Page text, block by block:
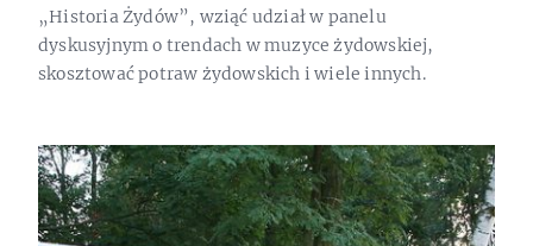
„Historia Żydów”, wziąć udział w panelu
dyskusyjnym o trendach w muzyce żydowskiej,
skosztować potraw żydowskich i wiele innych.